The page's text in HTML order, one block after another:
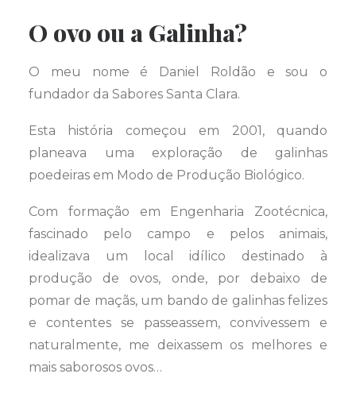
O ovo ou a Galinha?
O meu nome é Daniel Roldão e sou o
fundador da Sabores Santa Clara.
Esta história começou em 2001, quando
planeava uma exploração de galinhas
poedeiras em Modo de Produção Biológico.
Com formação em Engenharia Zootécnica,
fascinado pelo campo e pelos animais,
idealizava um local idílico destinado à
produção de ovos, onde, por debaixo de
pomar de maçãs, um bando de galinhas felizes
e contentes se passeassem, convivessem e
naturalmente, me deixassem os melhores e
mais saborosos ovos…